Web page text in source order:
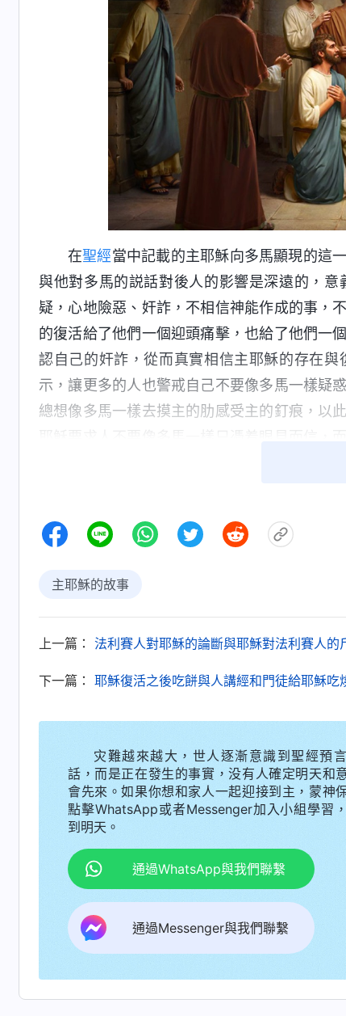
在聖經當中記載的主耶穌向多馬顯現的這
與他對多馬的説話對後人的影響是深遠的，意
疑，心地險惡、奸詐，不相信神能作成的事，
的復活給了他們一個迎頭痛擊，也給了他們一
認自己的奸詐，從而真實相信主耶穌的存在
示，讓更多的人也警戒自己不要像多馬一樣疑
總想像多馬一樣去摸主的肋感受主的釘痕，以
的人就有福了。這是主耶穌對人的一個小小的
以上都是主耶穌對多疑之人的態度。那對
事呢？這就是接下來我們要看的關于主耶穌與彼
在這段對話中，主耶穌反覆地問彼得一句
彼得這一類人就是對真正相信基督、追求愛
問，更是一種對彼得這類人的要求與期望。
要求是什麽？我是在愛主嗎？我是愛神的人
主耶穌的故事
上一篇： 法利賽人對耶穌的論斷與耶穌對法利賽人的
下一篇： 耶穌復活之後吃餅與人講經和門徒給耶穌吃
灾難越來越大，世人逐漸意識到聖經預
話，而是正在發生的事實，没有人確定明天和
會先來。如果你想和家人一起迎接到主，蒙神
點擊WhatsApp或者Messenger加入小組學習
到明天。
通過WhatsApp與我們聯繫
通過Messenger與我們聯繫